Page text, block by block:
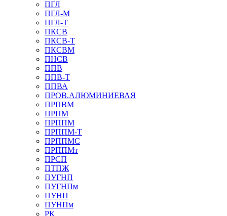
ПГЛ
ПГЛ-М
ПГЛ-Т
ПКСВ
ПКСВ-Т
ПКСВМ
ПНСВ
ППВ
ППВ-Т
ППВА
ПРОВ.АЛЮМИНИЕВАЯ
ПРПВМ
ПРПМ
ПРППМ
ПРППМ-Т
ПРППМС
ПРППМт
ПРСП
ПТПЖ
ПУГНП
ПУГНПм
ПУНП
ПУНПм
РК